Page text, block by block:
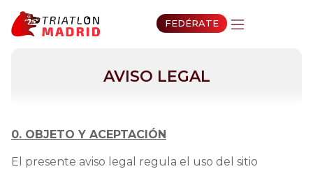
FEDÉRATE
AVISO LEGAL
0. OBJETO Y ACEPTACIÓN
El presente aviso legal regula el uso del sitio